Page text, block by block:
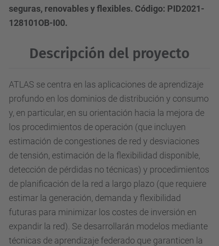
seguras, renovables y flexibles. Código: PID2021-
128101OB-I00.
Descripción del proyecto
ATLAS se centra en las aplicaciones de aprendizaje
profundo en los dominios de distribución y consumo
y, en particular, en su orientación hacia la mejora de
los procedimientos de operación (que incluyen
estimación de congestiones de red y desviaciones
de tensión, estimación de la flexibilidad disponible,
detección de pérdidas no técnicas) y procedimientos
de planificación de la red a largo plazo (que requiere
estimar la generación, demanda y flexibilidad
futuras para minimizar los costes de inversión en
expandir la red). Se desarrollarán modelos mediante
técnicas de aprendizaje federado que garanticen la